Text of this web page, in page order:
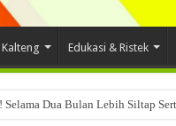
Kalteng Edukasi & Ristek
Selama Dua Bulan Lebih Siltap